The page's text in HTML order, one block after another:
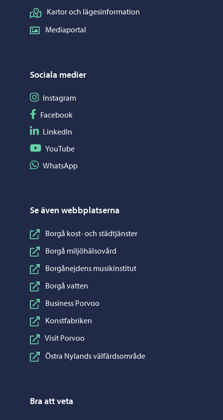
Kartor och lägesinformation
Mediaportal
Sociala medier
Följ på Instagram
Instagram
Följ på Facebook
Facebook
Följ på LinkedIn
LinkedIn
Följ på YouTube
YouTube
Dela på WhatsApp
WhatsApp
Se även webbplatserna
Borgå kost- och städtjänster
Borgå miljöhälsovård
Borgånejdens musikinstitut
Borgå vatten
Business Porvoo
Konstfabriken
Visit Porvoo
Östra Nylands välfärdsområde
Bra att veta